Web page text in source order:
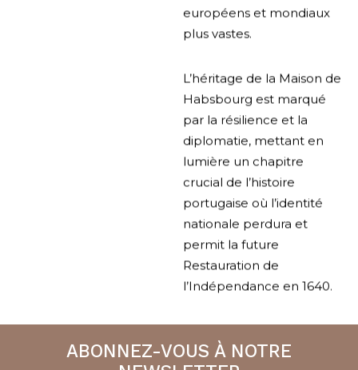
européens et mondiaux
plus vastes.
L’héritage de la Maison de
Habsbourg est marqué
par la résilience et la
diplomatie, mettant en
lumière un chapitre
crucial de l’histoire
portugaise où l’identité
nationale perdura et
permit la future
Restauration de
l’Indépendance en 1640.
ABONNEZ-VOUS À NOTRE